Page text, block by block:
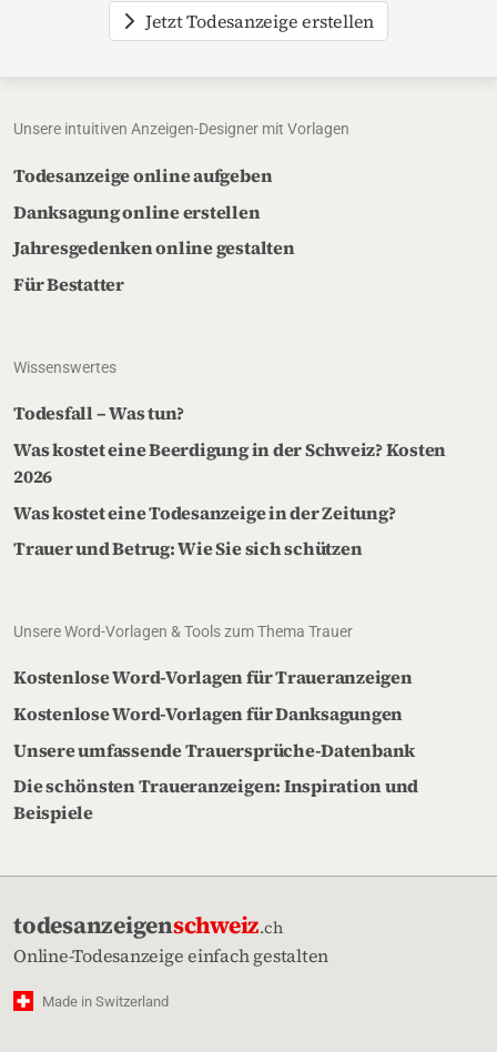
Jetzt Todesanzeige erstellen
Unsere intuitiven Anzeigen-Designer mit Vorlagen
Todesanzeige online aufgeben
Danksagung online erstellen
Jahresgedenken online gestalten
Für Bestatter
Wissenswertes
Todesfall – Was tun?
Was kostet eine Beerdigung in der Schweiz? Kosten
2026
Was kostet eine Todesanzeige in der Zeitung?
Trauer und Betrug: Wie Sie sich schützen
Unsere Word-Vorlagen & Tools zum Thema Trauer
Kostenlose Word-Vorlagen für Traueranzeigen
Kostenlose Word-Vorlagen für Danksagungen
Unsere umfassende Trauersprüche-Datenbank
Die schönsten Traueranzeigen: Inspiration und
Beispiele
todesanzeigenschweiz.ch
Online-Todesanzeige einfach gestalten
Made in Switzerland